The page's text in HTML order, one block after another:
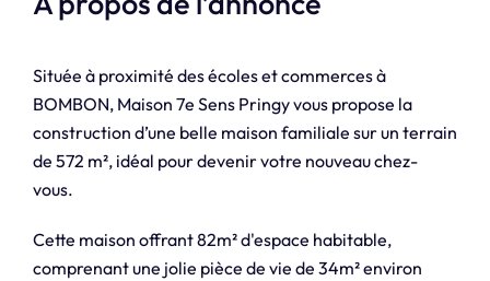
Située à proximité des écoles et commerces à
BOMBON, Maison 7e Sens Pringy vous propose la
construction d’une belle maison familiale sur un terrain
de 572 m², idéal pour devenir votre nouveau chez-
vous.
Cette maison offrant 82m² d'espace habitable,
comprenant une jolie pièce de vie de 34m² environ